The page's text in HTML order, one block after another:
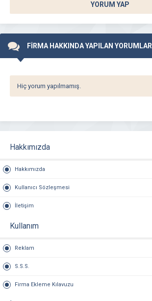
YORUM YAP
FİRMA HAKKINDA YAPILAN YORUMLAR
Hiç yorum yapılmamış.
Hakkımızda
Hakkımızda
Kullanıcı Sözleşmesi
İletişim
Kullanım
Reklam
S.S.S.
Firma Ekleme Kılavuzu